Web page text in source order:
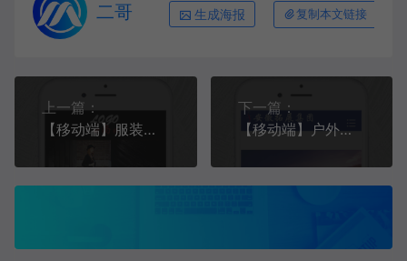
二哥 生成海报 复制本文链接
上一篇：
【移动端】服装行业 黑色经典款 包含html+CSS+Js+字体文件全套
下一篇：
【移动端】户外拓展 蓝紫款 包含html+CSS+Js+字体文件全套